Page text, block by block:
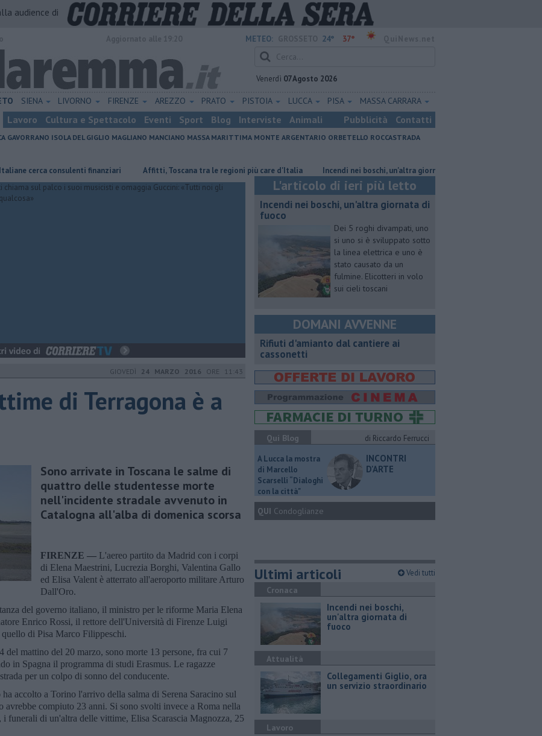
audience di
METEO: 24° 37°
Venerdì 07 Agosto 2026
SIENA LIVORNO FIRENZE AREZZO PRATO PISTOIA LUCCA PISA MASSA CARRARA
Lavoro Cultura e Spettacolo Eventi Sport Blog Interviste Animali Pubblicità Contatti
GAVORRANO ISOLA DEL GIGLIO MAGLIANO MANCIANO MASSA MARITTIMA MONTE ARGENTARIO ORBETELLO ROCCASTRADA
consulenti finanziari Affitti, Toscana tra le regioni più care d'Italia Incendi nei boschi, un'altra giornata di fuoco
GIOVEDÌ 24 MARZO 2016 ORE 11:43
di Terragona è a
Sono arrivate in Toscana le salme di
quattro delle studentesse morte
nell'incidente stradale avvenuto in
Catalogna all'alba di domenica scorsa
FIRENZE — L'aereo partito da Madrid con i corpi
di Elena Maestrini, Lucrezia Borghi, Valentina Gallo
ed Elisa Valent è atterrato all'aeroporto militare Arturo
Dall'Oro.
del governo italiano, il ministro per le riforme Maria Elena
Enrico Rossi, il rettore dell'Università di Firenze Luigi
di Pisa Marco Filippeschi.
del mattino del 20 marzo, sono morte 13 persone, fra cui 7
in Spagna il programma di studi Erasmus. Le ragazze
per un colpo di sonno del conducente.
accolto a Torino l'arrivo della salma di Serena Saracino sul
avrebbe compiuto 23 anni. Si sono svolti invece a Roma nella
funerali di un'altra delle vittime, Elisa Scarascia Magnozza, 25
L'articolo di ieri più letto
Incendi nei boschi, un'altra giornata di
fuoco
Dei 5 roghi divampati, uno
si uno si è sviluppato sotto
la linea elettrica e uno è
stato causato da un
fulmine. Elicotteri in volo
sui cieli toscani
DOMANI AVVENNE
Rifiuti d'amianto dal cantiere ai
cassonetti
Qui Blog
di Riccardo Ferrucci
A Lucca la mostra
di Marcello
Scarselli “Dialoghi
con la città"
INCONTRI
D'ARTE
QUI Condoglianze
Ultimi articoli Vedi tutti
Cronaca
Incendi nei boschi,
un'altra giornata di
fuoco
Attualità
Collegamenti Giglio, ora
un servizio straordinario
Lavoro